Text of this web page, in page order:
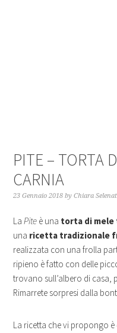
PITE – TORTA
CARNIA
23 Gennaio 2018 byChiara
LaPite è una torta di mele
una ricetta tradizionale
realizzata con una frolla
ripieno è fatto con delle
trovano sull’albero di casa,
Rimarrete sorpresi dalla
La ricetta che vi propongo